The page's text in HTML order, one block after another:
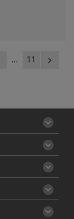
... 11 next